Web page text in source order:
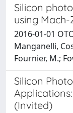
Silicon
using
2016-01-01
Manganelli,
Fournier, M.;
Silicon
(Invited)